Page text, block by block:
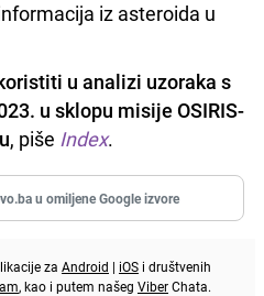
iz asteroida u
u analizi uzoraka s
u sklopu misije OSIRIS-
, piše Index.
u omiljene Google izvore
za Android | iOS i društvenih
, kao i putem našeg ViberChata.